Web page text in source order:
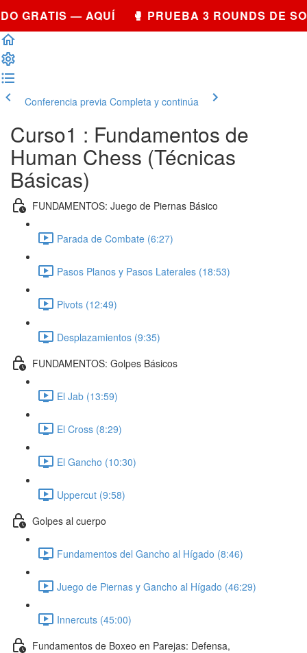
GRATIS — AQUÍ 🥊 PRUEBA 3 ROUNDS DE
Conferencia previa Completa y continúa
Curso1 : Fundamentos de
Human Chess (Técnicas
Básicas)
FUNDAMENTOS: Juego de Piernas Básico
Parada de Combate (6:27)
Pasos Planos y Pasos Laterales (18:53)
Pivots (12:49)
Desplazamientos (9:35)
FUNDAMENTOS: Golpes Básicos
El Jab (13:59)
El Cross (8:29)
El Gancho (10:30)
Uppercut (9:58)
Golpes al cuerpo
Fundamentos del Gancho al Hígado (8:46)
Juego de Piernas y Gancho al Hígado (46:29)
Innercuts (45:00)
Fundamentos de Boxeo en Parejas: Defensa,